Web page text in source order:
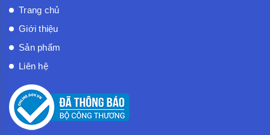
Trang chủ
Giới thiệu
Sản phẩm
Liên hệ